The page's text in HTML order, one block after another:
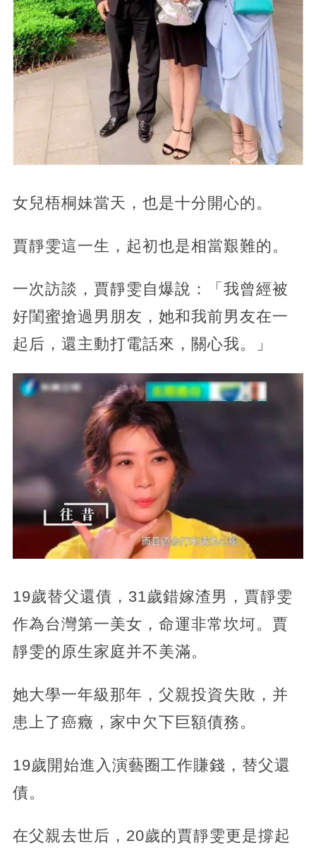
女兒梧桐妹當天，也是十分開心的。
賈靜雯這一生，起初也是相當艱難的。
一次訪談，賈靜雯自爆說：「我曾經被
好閨蜜搶過男朋友，她和我前男友在一
起后，還主動打電話來，關心我。」
19歲替父還債，31歲錯嫁渣男，賈靜雯
作為台灣第一美女，命運非常坎坷。賈
靜雯的原生家庭并不美滿。
她大學一年級那年，父親投資失敗，并
患上了癌癥，家中欠下巨額債務。
19歲開始進入演藝圈工作賺錢，替父還
債。
在父親去世后，20歲的賈靜雯更是撐起